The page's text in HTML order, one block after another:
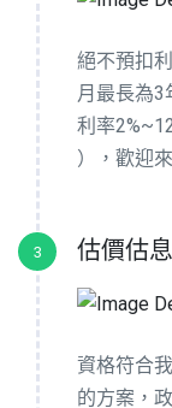
絕不預扣
月最長為3
利率
），歡迎
3 估價估息
資格符合
的方案，